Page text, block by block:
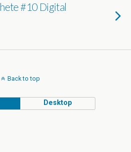
#10 Digital
Back to top
Desktop